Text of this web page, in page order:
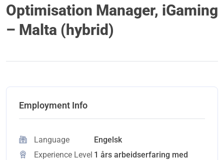
Optimisation Manager, iGaming
– Malta (hybrid)
Employment Info
Language
Engelsk
Experience Level 1 års arbeidserfaring med